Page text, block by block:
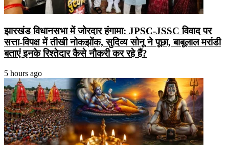
झारखंड विधानसभा में जोरदार हंगामा: JPSC-JSSC विवाद पर
सत्ता-विपक्ष में तीखी नोकझोंक, सुदिव्य सोनू ने पूछा, बाबूलाल मरांडी
बताएं इनके रिश्तेदार कैसे नौकरी कर रहे हैं?
5 hours ago